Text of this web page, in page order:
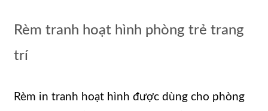
Rèm tranh hoạt hình phòng trẻ trang
trí
Rèm in tranh hoạt hình được dùng cho phòng